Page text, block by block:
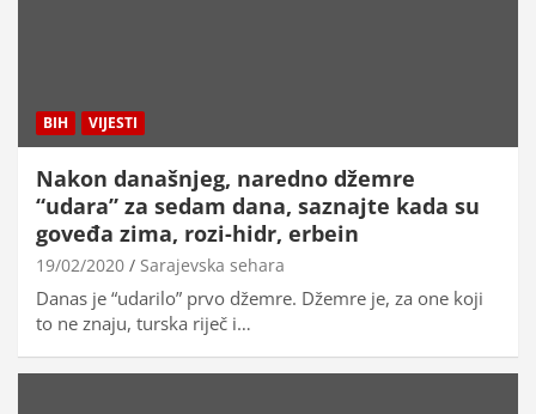
BIH VIJESTI
Nakon današnjeg, naredno džemre
“udara” za sedam dana, saznajte kada su
goveđa zima, rozi-hidr, erbein
19/02/2020 Sarajevska sehara
Danas je “udarilo” prvo džemre. Džemre je, za one koji
to ne znaju, turska riječ i…